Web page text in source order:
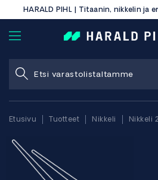
HARALD PIHL | Titaanin, nikkelin ja
Etusivu Tuotteet Nikkeli Nikkeli